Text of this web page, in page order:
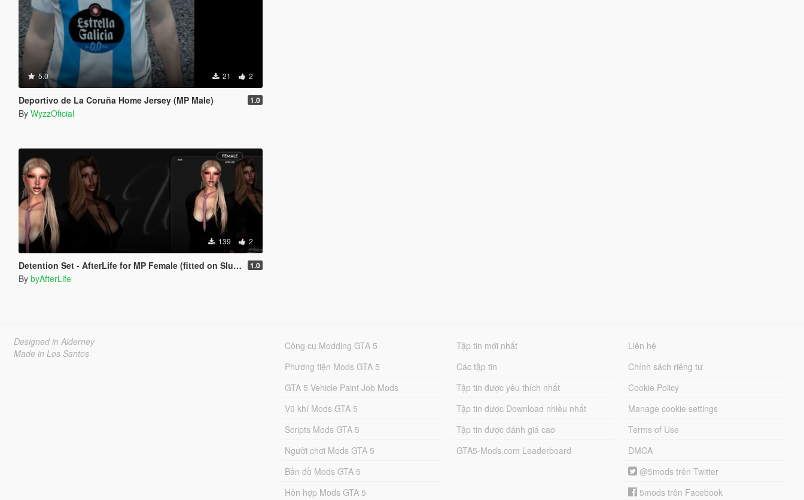
5.0 21 2
Deportivo de La Coruña Home Jersey (MP Male) 1.0
By WyzzOficial
139 2
Detention Set - AfterLife for MP Female (fitted on Slut Body) 1.0
By byAfterLife
Designed in Alderney
Made in Los Santos
Công cụ Modding GTA 5
Phương tiện Mods GTA 5
GTA 5 Vehicle Paint Job Mods
Vũ khí Mods GTA 5
Scripts Mods GTA 5
Người chơi Mods GTA 5
Bản đồ Mods GTA 5
Hỗn hợp Mods GTA 5
Tập tin mới nhất
Các tập tin
Tập tin được yêu thích nhất
Tập tin được Download nhiều nhất
Tập tin được đánh giá cao
GTA5-Mods.com Leaderboard
Liên hệ
Chính sách riêng tư
Cookie Policy
Manage cookie settings
Terms of Use
DMCA
@5mods trên Twitter
5mods trên Facebook